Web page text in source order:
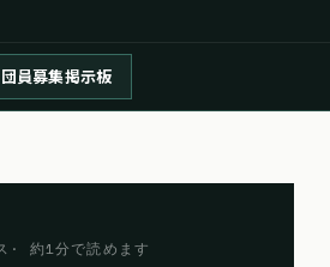
団員募集掲示板
· 約1分で読めます